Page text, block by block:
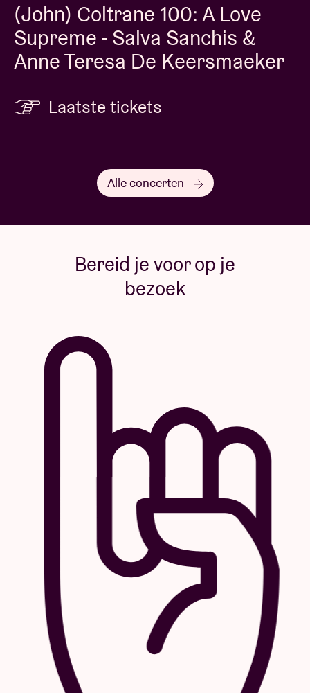
(John) Coltrane 100: A Love
Supreme - Salva Sanchis &
Anne Teresa De Keersmaeker
Laatste tickets
Alle concerten
Bereid je voor op je
bezoek